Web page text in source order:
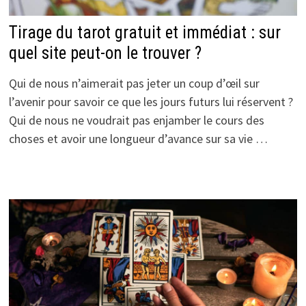
Tirage du tarot gratuit et immédiat : sur
quel site peut-on le trouver ?
Qui de nous n’aimerait pas jeter un coup d’œil sur
l’avenir pour savoir ce que les jours futurs lui réservent ?
Qui de nous ne voudrait pas enjamber le cours des
choses et avoir une longueur d’avance sur sa vie …